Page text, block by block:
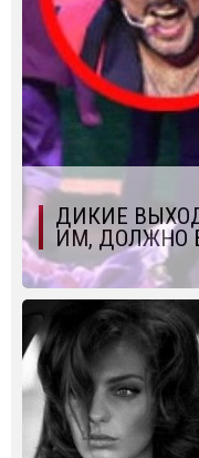
ДИКИЕ
ИМ, ДОЛЖНО